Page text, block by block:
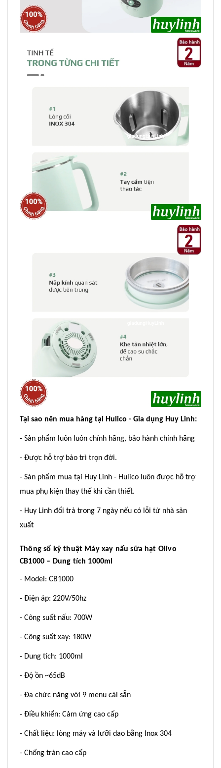
Tại sao nên mua hàng tại Hulico - Gia dụng Huy Linh:
- Sản phẩm luôn luôn chính hãng, bảo hành chính hãng
- Được hỗ trợ bảo trì trọn đời.
- Sản phẩm mua tại Huy Linh - Hulico luôn được hỗ trợ
mua phụ kiện thay thế khi cần thiết.
- Huy Linh đổi trả trong 7 ngày nếu có lỗi từ nhà sản
xuất
Thông số kỹ thuật Máy xay nấu sữa hạt Olivo
CB1000 – Dung tích 1000ml
- Model: CB1000
- Điện áp: 220V/50hz
- Công suất nấu: 700W
- Công suất xay: 180W
- Dung tích: 1000ml
- Độ ồn ~65dB
- Đa chức năng với 9 menu cài sẵn
- Điều khiển: Cảm ứng cao cấp
- Chất liệu: lòng máy và lưỡi dao bằng Inox 304
- Chống tràn cao cấp